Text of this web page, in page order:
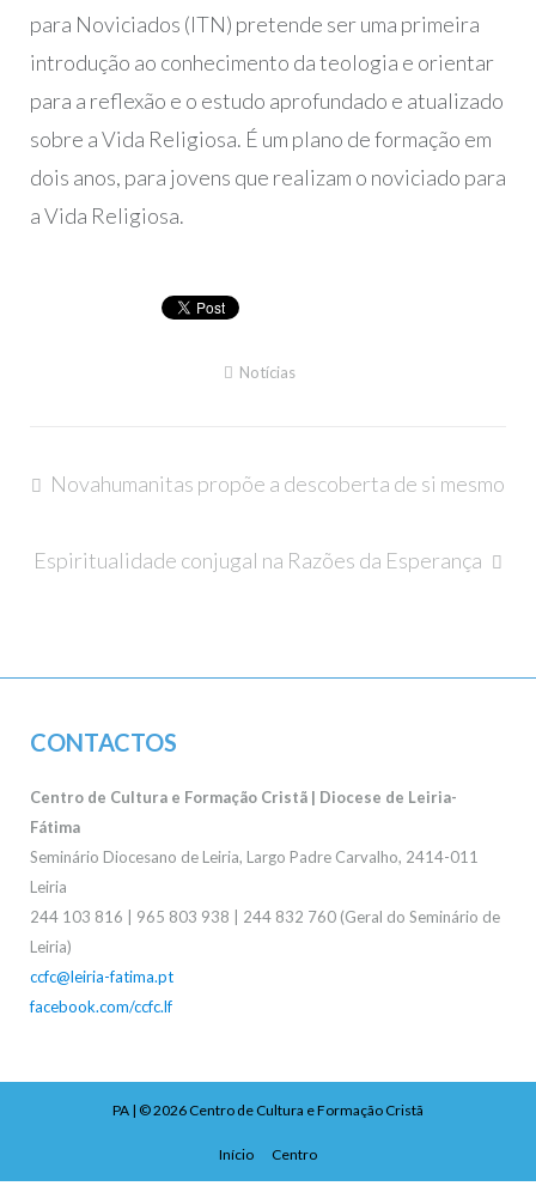
para Noviciados (ITN) pretende ser uma primeira
introdução ao conhecimento da teologia e orientar
para a reflexão e o estudo aprofundado e atualizado
sobre a Vida Religiosa. É um plano de formação em
dois anos, para jovens que realizam o noviciado para
a Vida Religiosa.
Notícias
Navegação
artigos
Novahumanitas propõe a descoberta de si mesmo
Espiritualidade conjugal na Razões da Esperança
CONTACTOS
Centro de Cultura e Formação Cristã | Diocese de Leiria-
Fátima
Seminário Diocesano de Leiria, Largo Padre Carvalho, 2414-011
Leiria
244 103 816 | 965 803 938 | 244 832 760 (Geral do Seminário de
Leiria)
ccfc@leiria-fatima.pt
facebook.com/ccfc.lf
PA | © 2026 Centro de Cultura e Formação Cristã
Início Centro